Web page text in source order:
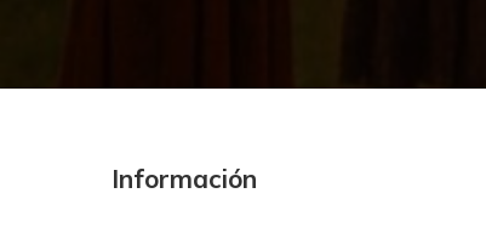
Información